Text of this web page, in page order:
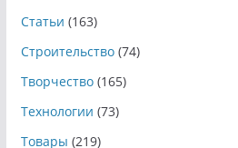
Статьи (163)
Строительство(74)
Творчество(165)
Технологии (73)
Товары (219)